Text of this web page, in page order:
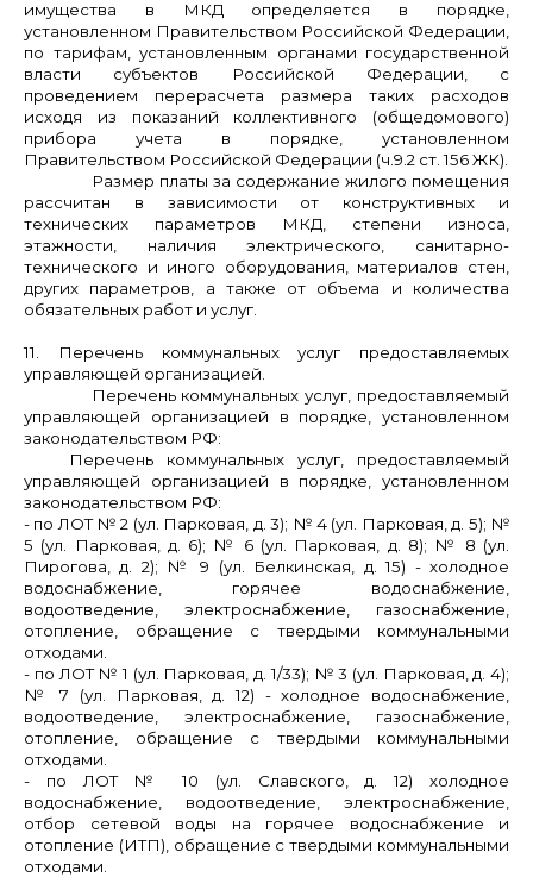
имущества в МКД определяется в порядке,
установленном Правительством Российской Федерации,
по тарифам, установленным органами государственной
власти субъектов Российской Федерации, с
проведением перерасчета размера таких расходов
исходя из показаний коллективного (общедомового)
прибора учета в порядке, установленном
Правительством Российской Федерации (ч.9.2 ст. 156 ЖК).
Размер платы за содержание жилого помещения
рассчитан в зависимости от конструктивных и
технических параметров МКД, степени износа,
этажности, наличия электрического, санитарно-
технического и иного оборудования, материалов стен,
других параметров, а также от объема и количества
обязательных работ и услуг.
11. Перечень коммунальных услуг предоставляемых
управляющей организацией.
Перечень коммунальных услуг, предоставляемый
управляющей организацией в порядке, установленном
законодательством РФ:
Перечень коммунальных услуг, предоставляемый
управляющей организацией в порядке, установленном
законодательством РФ:
- по ЛОТ № 2 (ул. Парковая, д. 3); № 4 (ул. Парковая, д. 5); №
5 (ул. Парковая, д. 6); № 6 (ул. Парковая, д. 8); № 8 (ул.
Пирогова, д. 2);
№ 9 (ул. Белкинская, д. 15) -холодное
водоснабжение, горячее водоснабжение,
водоотведение, электроснабжение, газоснабжение,
отопление, обращение с твердыми коммунальными
отходами.
- по ЛОТ № 1 (ул. Парковая, д. 1/33); № 3 (ул. Парковая, д. 4);
№ 7 (ул. Парковая, д. 12) -холодное водоснабжение,
водоотведение, электроснабжение, газоснабжение,
отопление, обращение с твердыми коммунальными
отходами.
- по ЛОТ № 10 (ул. Славского, д. 12)холодное
водоснабжение, водоотведение, электроснабжение,
отбор сетевой воды на горячее водоснабжение и
отопление (ИТП), обращение с твердыми коммунальными
отходами